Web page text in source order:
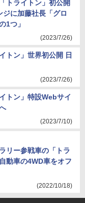
トライトン」初公開
に加藤社長「グロ
1つ」
(2023/7/26)
トン」世界初公開 日
(2023/7/26)
トン」特設Webサイ
(2023/7/10)
リー参戦車の「トラ
動車の4WD車をオフ
(2022/10/18)